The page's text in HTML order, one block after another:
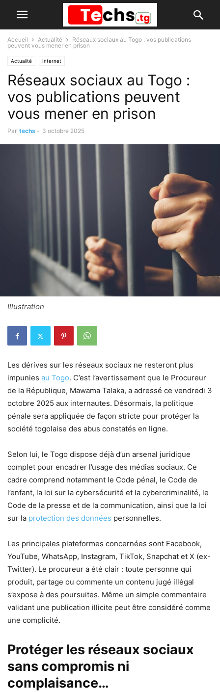
Accueil Actualité
Réseaux sociaux au Togo : vos publications
peuvent vous mener en prison
Actualité Internet
Réseaux sociaux au Togo :
vos publications peuvent
vous mener en prison
Par techs - 3 octobre 2025
Illustration
Les dérives sur les réseaux sociaux ne resteront plus
impunies au Togo. C’est l’avertissement que le Procureur
de la République, Mawama Talaka, a adressé ce vendredi 3
octobre 2025 aux internautes. Désormais, la politique
pénale sera appliquée de façon stricte pour protéger la
société togolaise des abus constatés en ligne.
Selon lui, le Togo dispose déjà d’un arsenal juridique
complet pour encadrer l’usage des médias sociaux. Ce
cadre comprend notamment le Code pénal, le Code de
l’enfant, la loi sur la cybersécurité et la cybercriminalité, le
Code de la presse et de la communication, ainsi que la loi
sur la protection des données personnelles.
Les principales plateformes concernées sont Facebook,
YouTube, WhatsApp, Instagram, TikTok, Snapchat et X (ex-
Twitter). Le procureur a été clair : toute personne qui
produit, partage ou commente un contenu jugé illégal
s’expose à des poursuites. Même un simple commentaire
validant une publication illicite peut être considéré comme
une complicité.
Protéger les réseaux sociaux
sans compromis ni
complaisance…